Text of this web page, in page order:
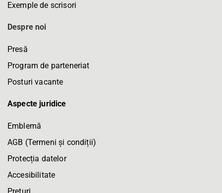
Exemple de scrisori
Despre noi
Presă
Program de parteneriat
Posturi vacante
Aspecte juridice
Emblemă
AGB (Termeni și condiții)
Protecția datelor
Accesibilitate